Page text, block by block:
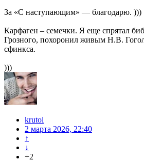
За «С наступающим» — благодарю. )))
Карфаген – семечки. Я еще спрятал
Грозного, похоронил живым Н.В.
сфинкса.
)))
krutoi
2 марта 2026, 22:40
↑
↓
+2